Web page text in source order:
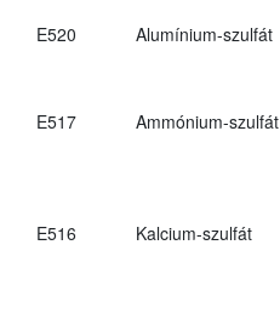
E520 Alumínium-szulfát
E517
Ammónium-szulfát
E516 Kalcium-szulfát